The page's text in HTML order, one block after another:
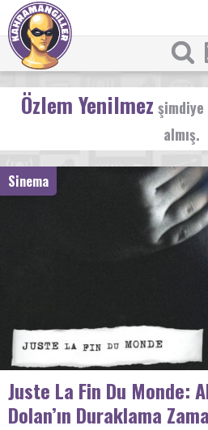
Özlem Yenilmez
almış.
Sinema
Juste La Fin Du Monde:
Dolan’ın Duraklama